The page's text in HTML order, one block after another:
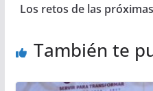
Los retos de las
También te